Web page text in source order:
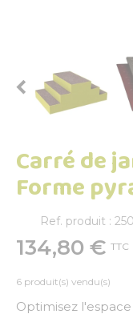

Carré de
Forme
Ref. produit :
134,80 € TTC
6 produit(s) vendu(s)
Optimisez